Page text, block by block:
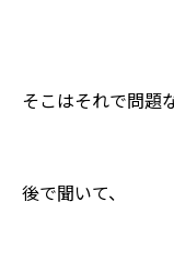
そこはそれで問題
後で聞いて、